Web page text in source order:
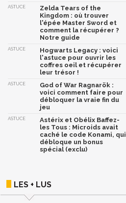
ASTUCE
Zelda Tears of the
Kingdom : où trouver
l'épée Master Sword et
comment la récupérer ?
Notre guide
ASTUCE
Hogwarts Legacy : voici
l'astuce pour ouvrir les
coffres oeil et récupérer
leur trésor !
ASTUCE
God of War Ragnarök :
voici comment faire pour
débloquer la vraie fin du
jeu
ASTUCE
Astérix et Obélix Baffez-
les Tous : Microids avait
caché le code Konami, qui
débloque un bonus
spécial (exclu)
LES + LUS